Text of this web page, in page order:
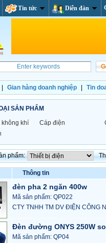
Tin tức Diễn đàn
Gian hàng doanh nghiệp Tin
SẢN PHẨM
khí
Cáp điện
phẩm:
Thông tin
đèn pha 2 ngăn 400w
Mã sản phẩm: QP022
CTY TNHH TM DV ĐIỆN CÔNG
Đèn đường ONYS 250W
Mã sản phẩm: QP04